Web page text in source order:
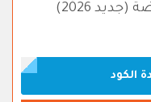
2026)
الكود